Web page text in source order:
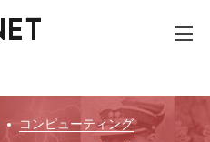
コンピューティング